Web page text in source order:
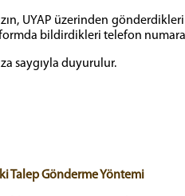
UYAP üzerinden
bildirdikleri telefon
saygıyla duyurulur.
Talep Gönderme Yöntemi